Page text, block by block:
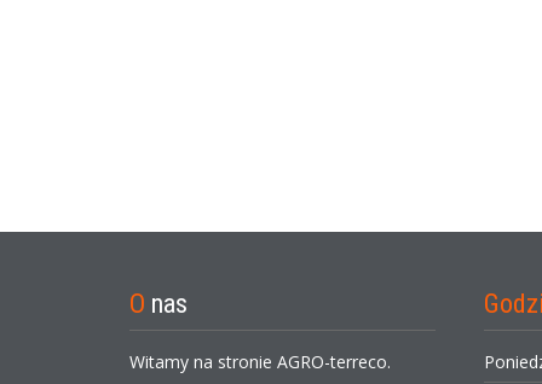
O nas
Witamy na stronie AGRO-terreco.